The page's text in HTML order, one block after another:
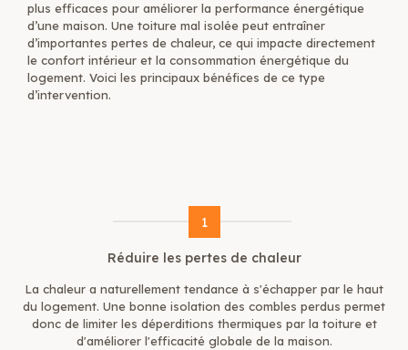
plus efficaces pour améliorer la performance énergétique
d’une maison. Une toiture mal isolée peut entraîner
d’importantes pertes de chaleur, ce qui impacte directement
le confort intérieur et la consommation énergétique du
logement. Voici les principaux bénéfices de ce type
d’intervention.
1
Réduire les pertes de chaleur
La chaleur a naturellement tendance à s'échapper par le haut
du logement. Une bonne isolation des combles perdus permet
donc de limiter les déperditions thermiques par la toiture et
d'améliorer l'efficacité globale de la maison.